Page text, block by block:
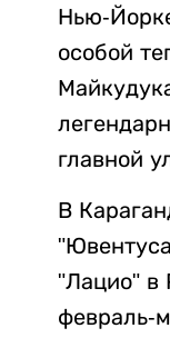
Нью-
особой
главной
В
"Лацио" в
февраль-